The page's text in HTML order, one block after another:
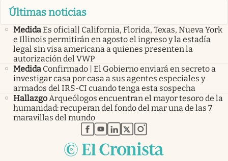
Últimas noticias
MedidaEs oficial| California, Florida, Texas, Nueva York
e Illinois permitirán en agosto el ingreso y la estadía
legal sin visa americana a quienes presenten la
autorización del VWP
Medida Confirmado | El Gobierno enviará en secreto a
investigar casa por casa a sus agentes especiales y
armados del IRS-CI cuando tenga esta sospecha
HallazgoArqueólogos encuentran el mayor tesoro de la
humanidad: recuperan del fondo del mar una de las 7
maravillas del mundo
abre en nueva pestaña
abre en nueva pestaña
abre en nueva pestaña
abre en nueva pestaña
abre en nueva pestaña